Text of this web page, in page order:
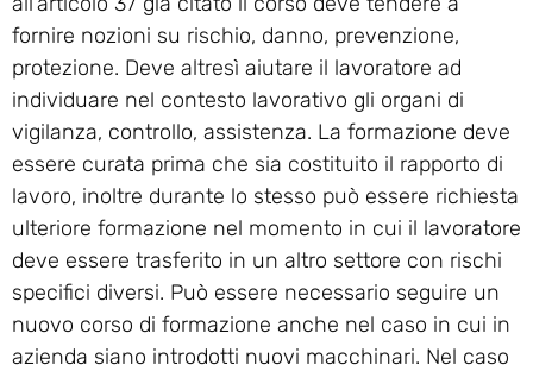
fornire nozioni su rischio, danno, prevenzione,
protezione. Deve altresì aiutare il lavoratore ad
individuare nel contesto lavorativo gli organi di
vigilanza, controllo, assistenza. La formazione deve
essere curata prima che sia costituito il rapporto di
lavoro, inoltre durante lo stesso può essere richiesta
ulteriore formazione nel momento in cui il lavoratore
deve essere trasferito in un altro settore con rischi
specifici diversi. Può essere necessario seguire un
nuovo corso di formazione anche nel caso in cui in
azienda siano introdotti nuovi macchinari. Nel caso